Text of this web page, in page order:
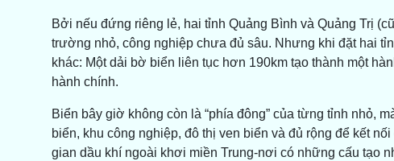
Bởi nếu đứng riêng lẻ, hai tỉnh Quảng Bình và Quảng Trị
trường nhỏ, công nghiệp chưa đủ sâu. Nhưng khi đặt hai
khác: Một dải bờ biển liên tục hơn 190km tạo thành một
hành chính.
Biển bây giờ không còn là “phía đông” của từng tỉnh nhỏ,
biển, khu công nghiệp, đô thị ven biển và đủ rộng để kết
gian dầu khí ngoài khơi miền Trung-nơi có những cấu tạo